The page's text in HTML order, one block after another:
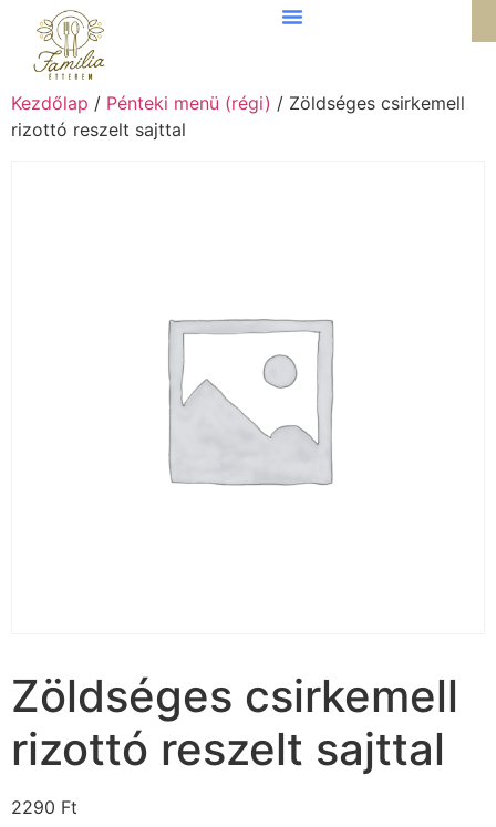
Kezdőlap / Pénteki menü (régi) / Zöldséges csirkemell
rizottó reszelt sajttal
Zöldséges csirkemell
rizottó reszelt sajttal
2290 Ft